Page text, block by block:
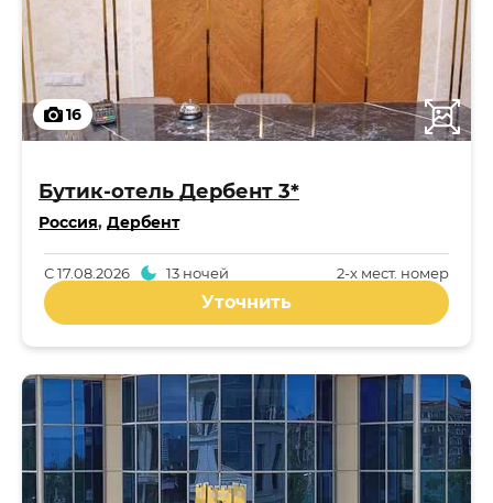
16
Бутик-отель Дербент 3*
Россия, Дербент
2-x мест. номер
С17.08.2026 13 ночей
Уточнить